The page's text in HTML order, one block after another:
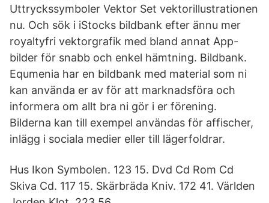
Uttryckssymboler Vektor Set vektorillustrationen
nu. Och sök i iStocks bildbank efter ännu mer
royaltyfri vektorgrafik med bland annat App-
bilder för snabb och enkel hämtning. Bildbank.
Equmenia har en bildbank med material som ni
kan använda er av för att marknadsföra och
informera om allt bra ni gör i er förening.
Bilderna kan till exempel användas för affischer,
inlägg i sociala medier eller till lägerfoldrar.
Hus Ikon Symbolen. 123 15. Dvd Cd Rom Cd
Skiva Cd. 117 15. Skärbräda Kniv. 172 41. Världen